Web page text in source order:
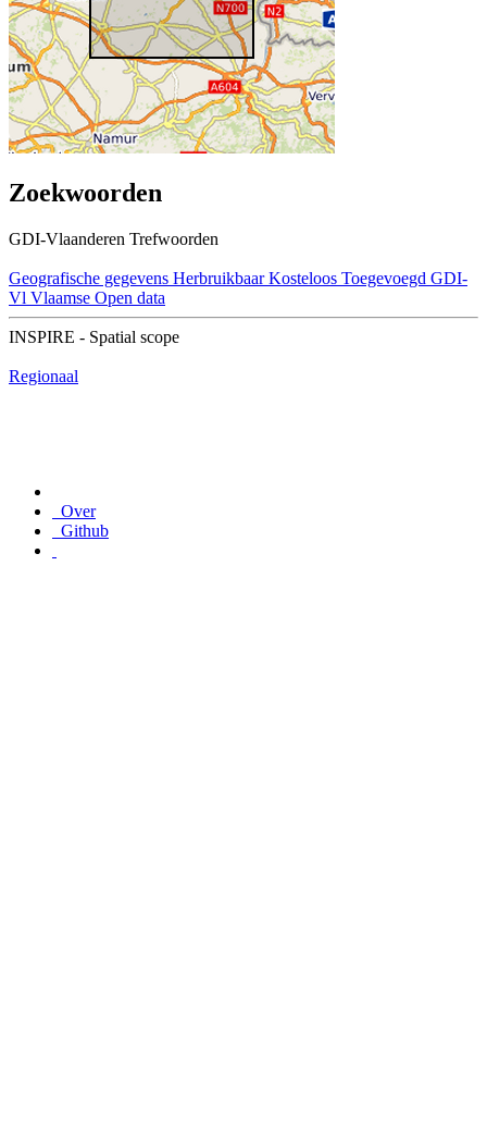
Zoekwoorden
GDI-Vlaanderen Trefwoorden
Geografische gegevens Herbruikbaar Kosteloos Toegevoegd GDI-
Vl Vlaamse Open data
INSPIRE - Spatial scope
Regionaal
Over
Github